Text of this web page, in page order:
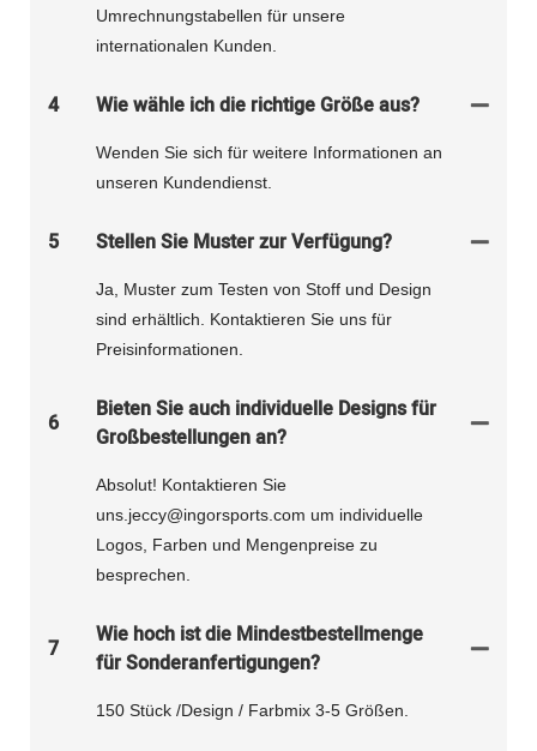
Umrechnungstabellen für unsere
internationalen Kunden.
4 Wie wähle ich die richtige Größe aus?
Wenden Sie sich für weitere Informationen an
unseren Kundendienst.
5 Stellen Sie Muster zur Verfügung?
Ja, Muster zum Testen von Stoff und Design
sind erhältlich. Kontaktieren Sie uns für
Preisinformationen.
6
Bieten Sie auch individuelle Designs für
Großbestellungen an?
Absolut! Kontaktieren Sie
uns.jeccy@ingorsports.com um individuelle
Logos, Farben und Mengenpreise zu
besprechen.
7
Wie hoch ist die Mindestbestellmenge
für Sonderanfertigungen?
150 Stück /Design / Farbmix 3-5 Größen.